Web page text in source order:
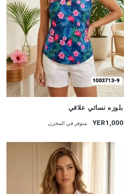
بلوزه نسائي علاقي
YER1,000 متوفر في المخزن